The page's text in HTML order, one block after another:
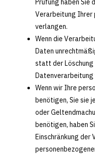
Prüfung haben Sie
Verarbeitung Ihrer
verlangen.
Wenn die
Daten
statt der Löschung
Datenverarbeitung
Wenn wir Ihre
benötigen, Sie sie
oder
benötigen, haben
Einschränkung